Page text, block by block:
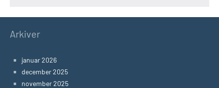
Arkiver
januar 2026
december 2025
november 2025